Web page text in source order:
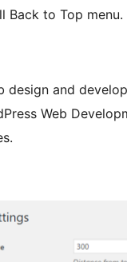
to Top
design and
Web